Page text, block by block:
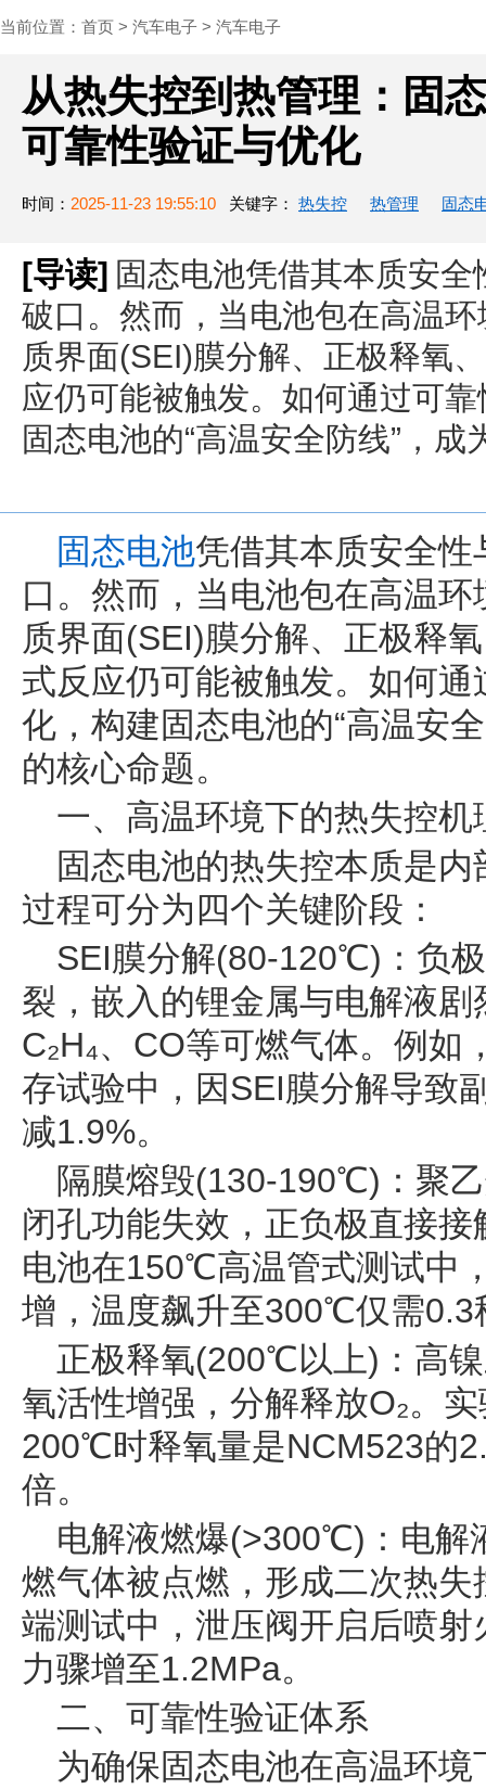
当前位置： 首页 > 汽车电子 > 汽车电子
从热失控到热管理：固
可靠性验证与优化
时间： 2025-11-23 19:55:10 关键字： 热失控 热管理 固态
[导读] 固态电池凭借其本质安
破口。然而，当电池包在高温
质界面(SEI)膜分解、正极释氧
应仍可能被触发。如何通过可
固态电池的“高温安全防线”，
固态电池凭借其本质安全
口。然而，当电池包在高温
质界面(SEI)膜分解、正极释
式反应仍可能被触发。如何
化，构建固态电池的“高温安
的核心命题。
一、高温环境下的热失控机
固态电池的热失控本质是
过程可分为四个关键阶段：
SEI膜分解(80-120℃)：负
裂，嵌入的锂金属与电解液
C₂H₄、CO等可燃气体。例
存试验中，因SEI膜分解导致
减1.9%。
隔膜熔毁(130-190℃)：聚
闭孔功能失效，正负极直接
电池在150℃高温管式测试中
增，温度飙升至300℃仅需0.3
正极释氧(200℃以上)：高
氧活性增强，分解释放O₂。
200℃时释氧量是NCM523的
倍。
电解液燃爆(>300℃)：电解
燃气体被点燃，形成二次热
端测试中，泄压阀开启后喷
力骤增至1.2MPa。
二、可靠性验证体系
为确保固态电池在高温环